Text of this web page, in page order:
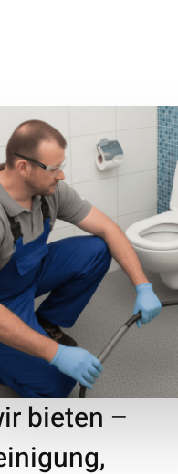
bieten –